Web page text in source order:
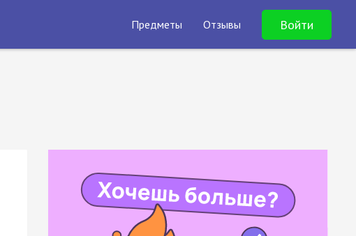
Предметы Отзывы Войти